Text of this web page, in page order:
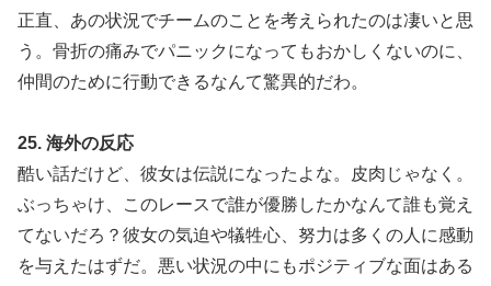
正直、あの状況でチームのことを考えられたのは凄いと思
う。骨折の痛みでパニックになってもおかしくないのに、
仲間のために行動できるなんて驚異的だわ。
25. 海外の反応
酷い話だけど、彼女は伝説になったよな。皮肉じゃなく。
ぶっちゃけ、このレースで誰が優勝したかなんて誰も覚え
てないだろ？彼女の気迫や犠牲心、努力は多くの人に感動
を与えたはずだ。悪い状況の中にもポジティブな面はある